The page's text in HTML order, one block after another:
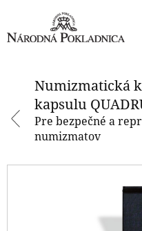
Numizmatická
kapsulu
Pre bezpečné a
numizmatov
Numizmatická